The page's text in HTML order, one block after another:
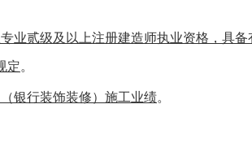
业贰级及以上注册建造师执业资格，具
定。
银行装饰装修）施工业绩。